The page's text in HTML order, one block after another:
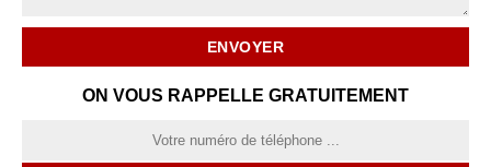
ON VOUS RAPPELLE GRATUITEMENT